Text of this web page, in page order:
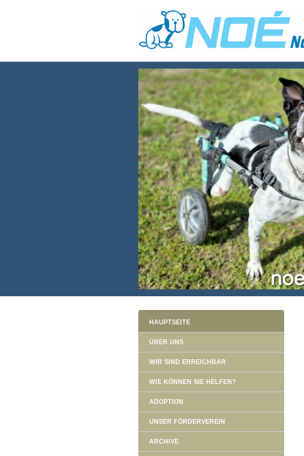
HAUPTSEITE
ÜBER UNS
WIR SIND ERREICHBAR
WIE KÖNNEN SIE HELFEN?
ADOPTION
UNSER FÖRDERVEREIN
ARCHIVE